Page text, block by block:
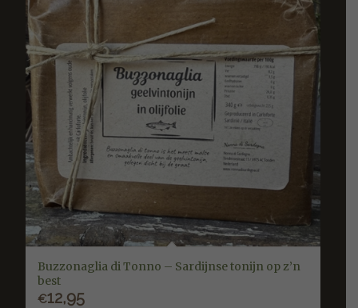
Buzzonaglia di Tonno – Sardijnse tonijn op z’n
best
€12,95